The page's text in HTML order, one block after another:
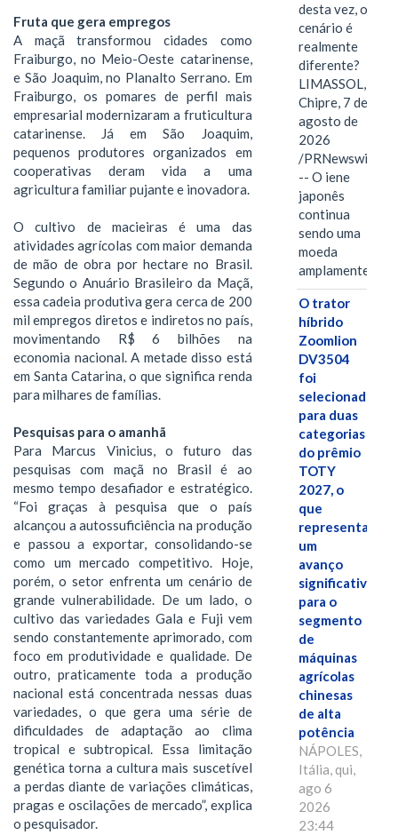
Fruta que gera empregos
A maçã transformou cidades como
Fraiburgo, no Meio-Oeste catarinense,
e São Joaquim, no Planalto Serrano. Em
Fraiburgo, os pomares de perfil mais
empresarial modernizaram a fruticultura
catarinense. Já em São Joaquim,
pequenos produtores organizados em
cooperativas deram vida a uma
agricultura familiar pujante e inovadora.
O cultivo de macieiras é uma das
atividades agrícolas com maior demanda
de mão de obra por hectare no Brasil.
Segundo o Anuário Brasileiro da Maçã,
essa cadeia produtiva gera cerca de 200
mil empregos diretos e indiretos no país,
movimentando R$ 6 bilhões na
economia nacional. A metade disso está
em Santa Catarina, o que significa renda
para milhares de famílias.
Pesquisas para o amanhã
Para Marcus Vinicius, o futuro das
pesquisas com maçã no Brasil é ao
mesmo tempo desafiador e estratégico.
“Foi graças à pesquisa que o país
alcançou a autossuficiência na produção
e passou a exportar, consolidando-se
como um mercado competitivo. Hoje,
porém, o setor enfrenta um cenário de
grande vulnerabilidade. De um lado, o
cultivo das variedades Gala e Fuji vem
sendo constantemente aprimorado, com
foco em produtividade e qualidade. De
outro, praticamente toda a produção
nacional está concentrada nessas duas
variedades, o que gera uma série de
dificuldades de adaptação ao clima
tropical e subtropical. Essa limitação
genética torna a cultura mais suscetível
a perdas diante de variações climáticas,
pragas e oscilações de mercado”, explica
o pesquisador.
desta vez, o
cenário é
realmente
diferente?
LIMASSOL,
Chipre, 7 de
agosto de
2026
/PRNewswire/
-- O iene
japonês
continua
sendo uma
moeda
amplamente…
O trator
híbrido
Zoomlion
DV3504
foi
selecionado
para duas
categorias
do prêmio
TOTY
2027, o
que
representa
um
avanço
significativo
para o
segmento
de
máquinas
agrícolas
chinesas
de alta
potência
NÁPOLES,
Itália, qui,
ago 6
2026
23:44